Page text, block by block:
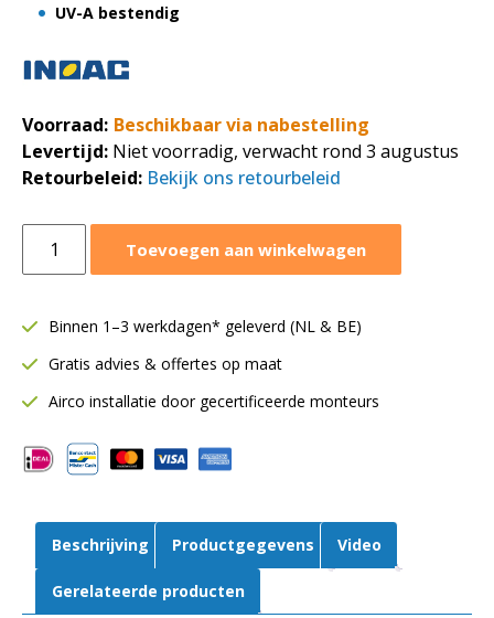
UV-A bestendig
Voorraad: Beschikbaar via nabestelling
Levertijd: Niet voorradig, verwacht rond 3 augustus
Retourbeleid: Bekijk ons retourbeleid
muur
NW
Z
|
mm
|
aantal
Toevoegen aan winkelwagen
Binnen 1–3 werkdagen* geleverd (NL & BE)
Gratis advies & offertes op maat
Airco installatie door gecertificeerde monteurs
Beschrijving Productgegevens Video
Gerelateerde producten